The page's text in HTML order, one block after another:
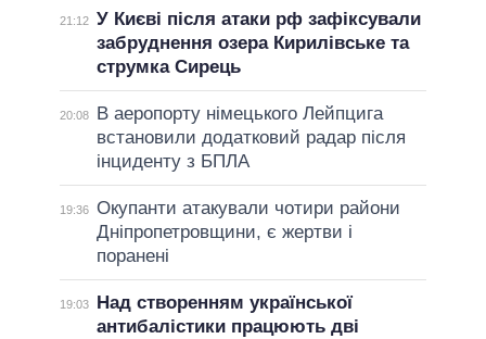
21:12 У Києві після атаки рф зафіксували
забруднення озера Кирилівське та
струмка Сирець
20:08
В аеропорту німецького Лейпцига
встановили додатковий радар після
інциденту з БПЛА
19:36 Окупанти атакували чотири райони
Дніпропетровщини, є жертви і
поранені
19:03
Над створенням української
антибалістики працюють дві